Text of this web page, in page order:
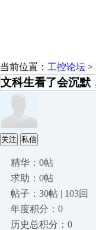
当前位置： 工控论坛 >
文科生看了会沉默
关注 私信
精华：0帖
求助：0帖
帖子：30帖 | 103回
年度积分：0
历史总积分：0